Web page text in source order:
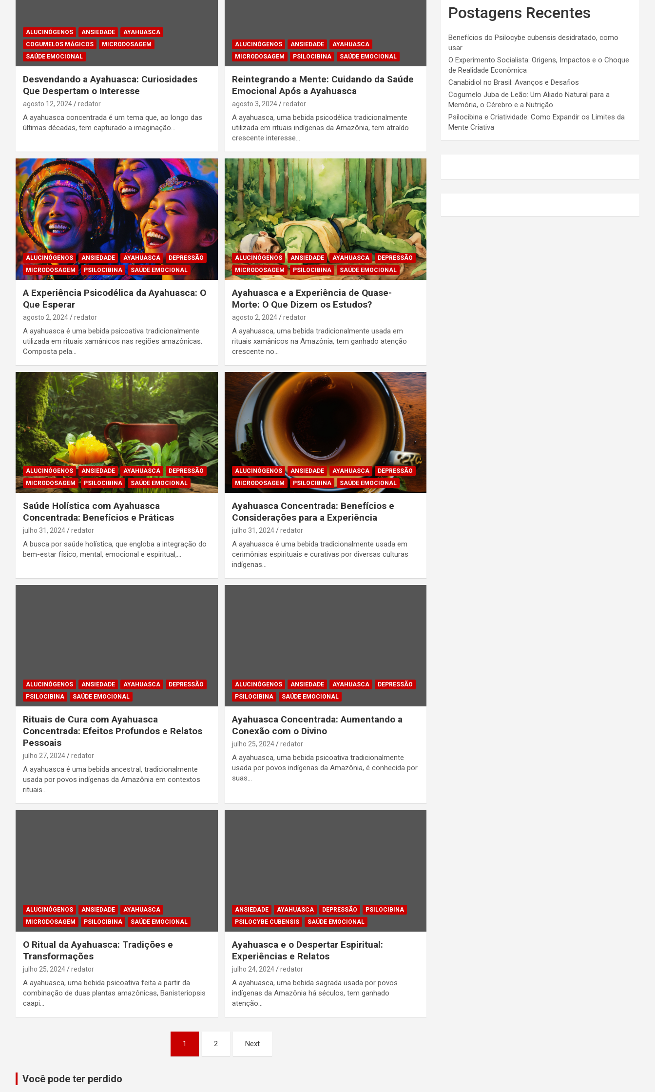
ALUCINÓGENOS ANSIEDADE
AYAHUASCA
COGUMELOS MÁGICOS
MICRODOSAGEM
SAÚDE EMOCIONAL
Desvendando a Ayahuasca: Curiosidades
Que Despertam o Interesse
agosto 12, 2024 redator
A ayahuasca concentrada é um tema que, ao longo das
últimas décadas, tem capturado a imaginação…
ALUCINÓGENOS ANSIEDADE
AYAHUASCA
MICRODOSAGEM
PSILOCIBINA SAÚDE EMOCIONAL
Reintegrando a Mente: Cuidando da Saúde
Emocional Após a Ayahuasca
agosto 3, 2024 redator
A ayahuasca, uma bebida psicodélica tradicionalmente
utilizada em rituais indígenas da Amazônia, tem atraído
crescente interesse…
ALUCINÓGENOS ANSIEDADE AYAHUASCA
DEPRESSÃO
MICRODOSAGEM
PSILOCIBINA SAÚDE EMOCIONAL
A Experiência Psicodélica da Ayahuasca: O
Que Esperar
agosto 2, 2024 redator
A ayahuasca é uma bebida psicoativa tradicionalmente
utilizada em rituais xamânicos nas regiões amazônicas.
Composta pela…
ALUCINÓGENOS ANSIEDADE AYAHUASCA
DEPRESSÃO
MICRODOSAGEM
PSILOCIBINA SAÚDE EMOCIONAL
Ayahuasca e a Experiência de Quase-
Morte: O Que Dizem os Estudos?
agosto 2, 2024 redator
A ayahuasca, uma bebida tradicionalmente usada em
rituais xamânicos na Amazônia, tem ganhado atenção
crescente no…
ALUCINÓGENOS ANSIEDADE AYAHUASCA
DEPRESSÃO
MICRODOSAGEM
PSILOCIBINA SAÚDE EMOCIONAL
Saúde Holística com Ayahuasca
Concentrada: Benefícios e Práticas
julho 31, 2024 redator
A busca por saúde holística, que engloba a integração do
bem-estar físico, mental, emocional e espiritual,…
ALUCINÓGENOS ANSIEDADE AYAHUASCA
DEPRESSÃO
MICRODOSAGEM
PSILOCIBINA SAÚDE EMOCIONAL
Ayahuasca Concentrada: Benefícios e
Considerações para a Experiência
julho 31, 2024 redator
A ayahuasca é uma bebida tradicionalmente usada em
cerimônias espirituais e curativas por diversas culturas
indígenas…
ALUCINÓGENOS ANSIEDADE AYAHUASCA
DEPRESSÃO
PSILOCIBINA
SAÚDE EMOCIONAL
Rituais de Cura com Ayahuasca
Concentrada: Efeitos Profundos e Relatos
Pessoais
julho 27, 2024 redator
A ayahuasca é uma bebida ancestral, tradicionalmente
usada por povos indígenas da Amazônia em contextos
rituais…
ALUCINÓGENOS ANSIEDADE AYAHUASCA
DEPRESSÃO
PSILOCIBINA
SAÚDE EMOCIONAL
Ayahuasca Concentrada: Aumentando a
Conexão com o Divino
julho 25, 2024 redator
A ayahuasca, uma bebida psicoativa tradicionalmente
usada por povos indígenas da Amazônia, é conhecida por
suas…
ALUCINÓGENOS ANSIEDADE
AYAHUASCA
MICRODOSAGEM
PSILOCIBINA SAÚDE EMOCIONAL
O Ritual da Ayahuasca: Tradições e
Transformações
julho 25, 2024 redator
A ayahuasca, uma bebida psicoativa feita a partir da
combinação de duas plantas amazônicas, Banisteriopsis
caapi…
ANSIEDADE AYAHUASCA DEPRESSÃO
PSILOCIBINA
PSILOCYBE CUBENSIS
SAÚDE EMOCIONAL
Ayahuasca e o Despertar Espiritual:
Experiências e Relatos
julho 24, 2024 redator
A ayahuasca, uma bebida sagrada usada por povos
indígenas da Amazônia há séculos, tem ganhado
atenção…
posts
1 2 Next
Postagens Recentes
Benefícios do Psilocybe cubensis desidratado, como
usar
O Experimento Socialista: Origens, Impactos e o Choque
de Realidade Econômica
Canabidiol no Brasil: Avanços e Desafios
Cogumelo Juba de Leão: Um Aliado Natural para a
Memória, o Cérebro e a Nutrição
Psilocibina e Criatividade: Como Expandir os Limites da
Mente Criativa
Você pode ter perdido